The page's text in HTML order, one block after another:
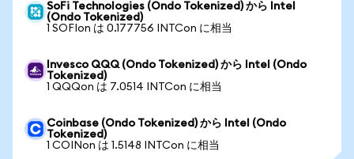
SoFi Technologies (Ondo Tokenized) から Intel
(Ondo Tokenized)
1 SOFIon は 0.177756 INTCon に相当
Invesco QQQ (Ondo Tokenized) から Intel (Ondo
Tokenized)
1 QQQon は 7.0514 INTCon に相当
Coinbase (Ondo Tokenized) から Intel (Ondo
Tokenized)
1 COINon は 1.5148 INTCon に相当